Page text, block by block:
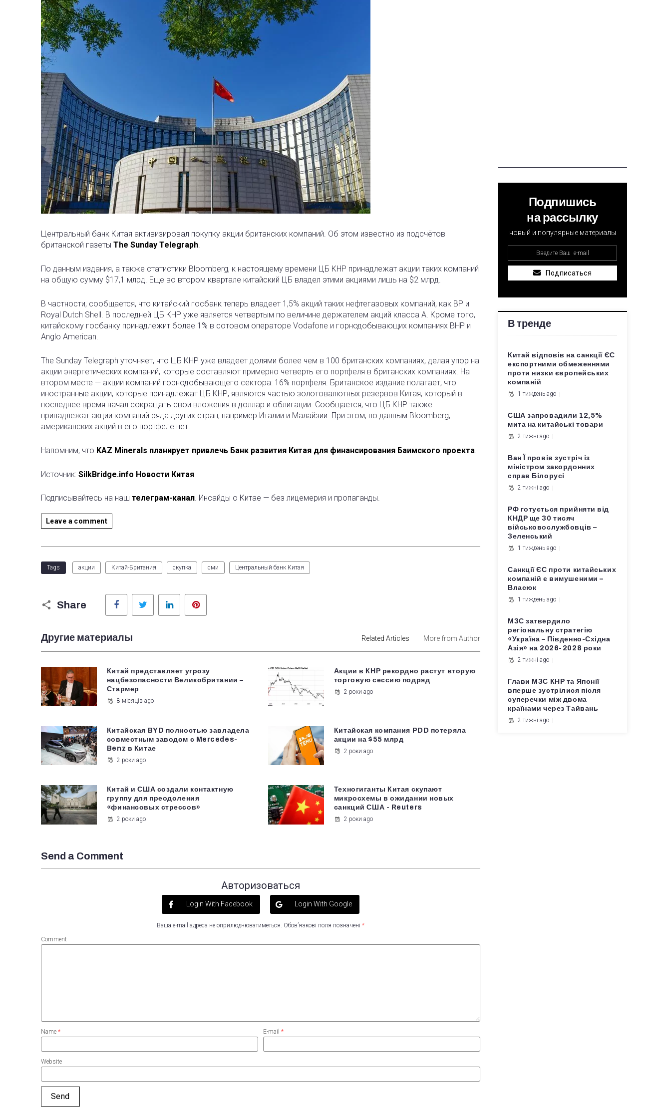
Центральный банк Китая активизировал покупку акции британских компаний. Об этом известно из подсчётов
британской газеты The Sunday Telegraph.
По данным издания, а также статистики Bloomberg, к настоящему времени ЦБ КНР принадлежат акции таких компаний
на общую сумму $17,1 млрд. Еще во втором квартале китайский ЦБ владел этими акциями лишь на $2 млрд.
В частности, сообщается, что китайский госбанк теперь владеет 1,5% акций таких нефтегазовых компаний, как BP и
Royal Dutch Shell. В последней ЦБ КНР уже является четвертым по величине держателем акций класса А. Кроме того,
китайскому госбанку принадлежит более 1% в сотовом операторе Vodafone и горнодобывающих компаниях BHP и
Anglo American.
The Sunday Telegraph уточняет, что ЦБ КНР уже владеет долями более чем в 100 британских компаниях, делая упор на
акции энергетических компаний, которые составляют примерно четверть его портфеля в британских компаниях. На
втором месте — акции компаний горнодобывающего сектора: 16% портфеля. Британское издание полагает, что
иностранные акции, которые принадлежат ЦБ КНР, являются частью золотовалютных резервов Китая, который в
последнее время начал сокращать свои вложения в доллар и облигации. Сообщается, что ЦБ КНР также
принадлежат акции компаний ряда других стран, например Италии и Малайзии. При этом, по данным Bloomberg,
американских акций в его портфеле нет.
Напомним, что KAZ Minerals планирует привлечь Банк развития Китая для финансирования Баимского проекта.
Источник: SilkBridge.info Новости Китая
Подписывайтесь на наш телеграм-канал. Инсайды о Китае — без лицемерия и пропаганды.
Leave a comment
Tags акции Китай-Британия скупка сми Центральный банк Китая
Share
Facebook Twitter LinkedIn
Другие материалы Related Articles More from Author
Китай представляет угрозу
нацбезопасности Великобритании –
Стармер
8 місяців ago
Акции в КНР рекордно растут вторую
торговую сессию подряд
2 роки ago
Китайская BYD полностью завладела
совместным заводом с Mercedes-
Benz в Китае
2 роки ago
Китайская компания PDD потеряла
акции на $55 млрд
2 роки ago
Китай и США создали контактную
группу для преодоления
«финансовых стрессов»
2 роки ago
Техногиганты Китая скупают
микросхемы в ожидании новых
санкций США - Reuters
2 роки ago
Send a Comment
Авторизоваться
Login With Facebook Login With Google
Ваша e-mail адреса не оприлюднюватиметься. Обов’язкові поля позначені *
Comment
Name * E-mail *
Website
Подпишись
на рассылку
новый и популярные материалы
Подписаться
В тренде
Китай відповів на санкції ЄС
експортними обмеженнями
проти низки європейських
компаній
1 тиждень ago
США запровадили 12,5%
мита на китайські товари
2 тижні ago
Ван Ї провів зустріч із
міністром закордонних
справ Білорусі
2 тижні ago
РФ готується прийняти від
КНДР ще 30 тисяч
військовослужбовців –
Зеленський
1 тиждень ago
Санкції ЄС проти китайських
компаній є вимушеними –
Власюк
1 тиждень ago
МЗС затвердило
регіональну стратегію
«Україна – Південно-Східна
Азія» на 2026-2028 роки
2 тижні ago
Глави МЗС КНР та Японії
вперше зустрілися після
суперечки між двома
країнами через Тайвань
2 тижні ago